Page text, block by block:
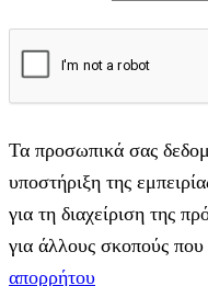
Τα προσωπικά σας
υποστήριξη της
για τη διαχείριση της
για άλλους σκοπούς που
απορρήτου